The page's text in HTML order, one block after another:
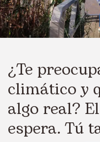
¿Te
climático y
algo real?
espera. Tú